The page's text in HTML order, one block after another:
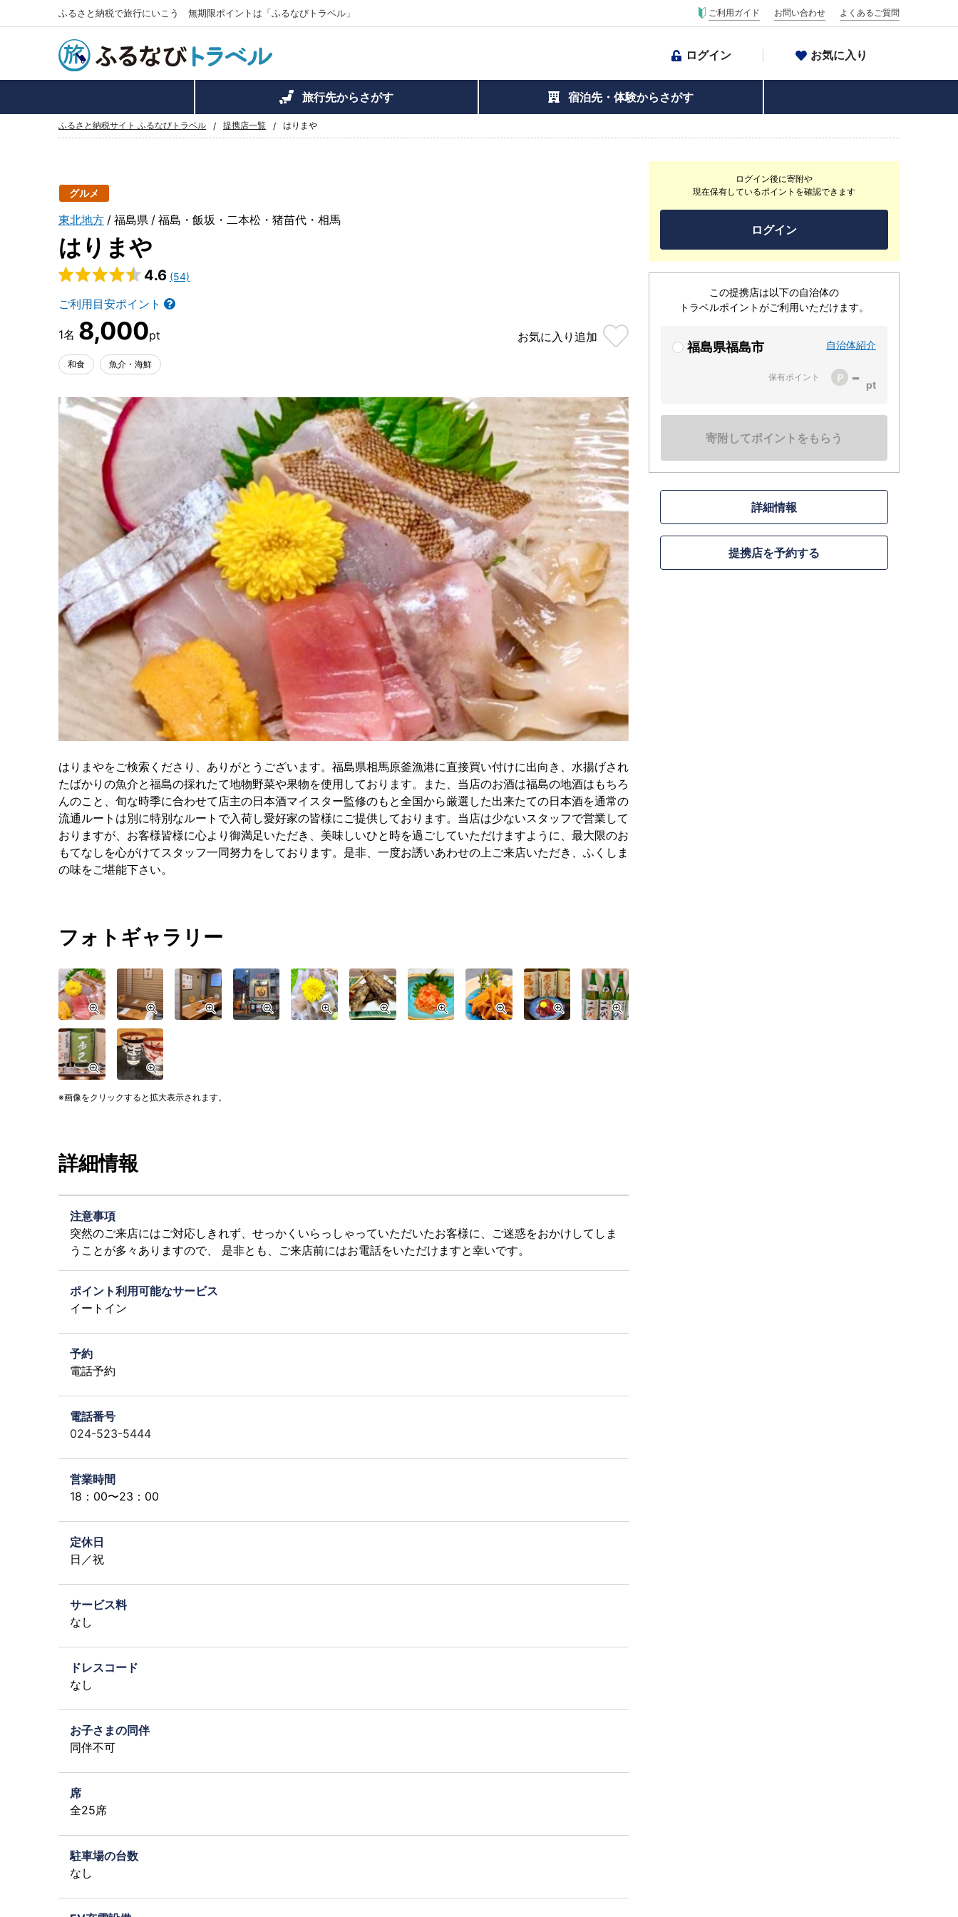
ふるさと納税で旅行にいこう 無期限ポイントは「ふるなびトラベル」 ご利用ガイド お問い合わせ よくあるご質問
ログイン お気に入り
旅行先からさがす 宿泊先・体験からさがす
ふるさと納税サイト ふるなびトラベル 提携店一覧 はりまや
グルメ
東北地方 福島県 福島・飯坂・二本松・猪苗代・相馬
はりまや
4.6 (54)
ご利用目安ポイント
8,000 お気に入り 追加
和食 魚介・海鮮
ログイン後に寄附や
現在保有しているポイントを確認できます
ログイン
この提携店は以下の自治体の
トラベルポイントがご利用いただけます。
福島県福島市 自治体紹介
保有ポイント -
寄附してポイントをもらう
詳細情報
提携店を予約する
はりまやをご検索くださり、ありがとうございます。福島県相馬原釜漁港に直接買い付けに出向き、水揚げされ
たばかりの魚介と福島の採れたて地物野菜や果物を使用しております。また、当店のお酒は福島の地酒はもちろ
んのこと、旬な時季に合わせて店主の日本酒マイスター監修のもと全国から厳選した出来たての日本酒を通常の
流通ルートは別に特別なルートで入荷し愛好家の皆様にご提供しております。当店は少ないスタッフで営業して
おりますが、お客様皆様に心より御満足いただき、美味しいひと時を過ごしていただけますように、最大限のお
もてなしを心がけてスタッフ一同努力をしております。是非、一度お誘いあわせの上ご来店いただき、ふくしま
の味をご堪能下さい。
フォトギャラリー
画像をクリックすると拡大表示されます。
詳細情報
注意事項
突然のご来店にはご対応しきれず、せっかくいらっしゃっていただいたお客様に、ご迷惑をおかけしてしま
うことが多々ありますので、 是非とも、ご来店前にはお電話をいただけますと幸いです。
ポイント利用可能なサービス
イートイン
予約
電話予約
電話番号
024-523-5444
営業時間
18：00〜23：00
定休日
日／祝
サービス料
なし
ドレスコード
なし
お子さまの同伴
同伴不可
席
全25席
駐車場の台数
なし